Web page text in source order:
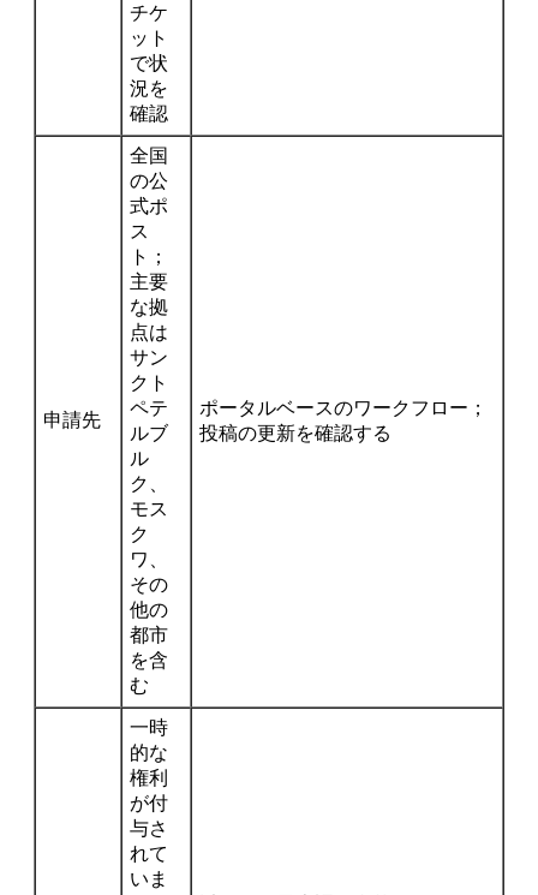
チケ
ット
で状
況を
確認
申請先
全国
の公
式ポ
ス
ト；
主要
な拠
点は
サン
クト
ペテ
ルブ
ル
ク、
モス
ク
ワ、
その
他の
都市
を含
む
ポータルベースのワークフロー；
投稿の更新を確認する
一時
的な
権利
が付
与さ
れて
いま